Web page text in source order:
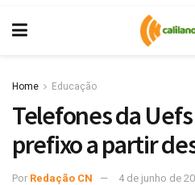
Home Educação
Telefones da
prefixo a partir
Por Redação CN 4 de junho de